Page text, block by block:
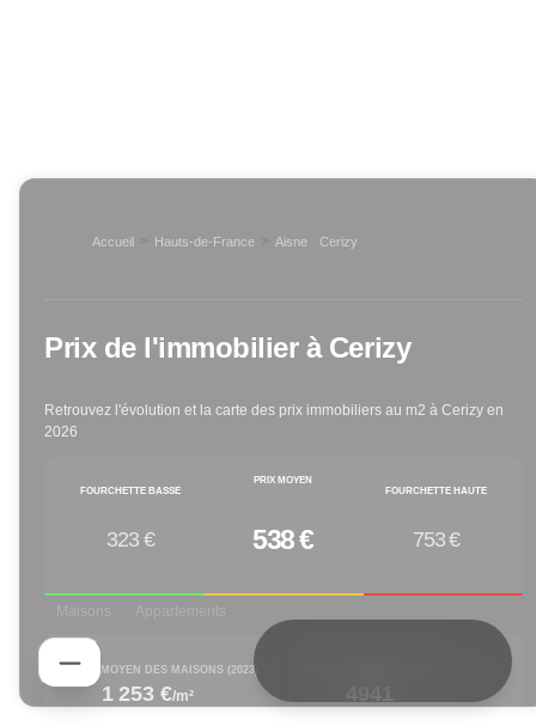
Accueil > Hauts-de-France > Aisne Cerizy
Prix de l'immobilier à Cerizy
Retrouvez l'évolution et la carte des prix immobiliers au m2 à Cerizy en
2026
FOURCHETTE BASSE
323 €
PRIX MOYEN
538 €
FOURCHETTE HAUTE
753 €
Maisons Appartements
PRIX M² MOYEN DES MAISONS (2023)
1 253 €/m²